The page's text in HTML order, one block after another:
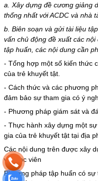
a. Xây dựng đề cương giảng
thống nhất với ACDC và nhà
b. Biên soạn và gửi tài liệu
vấn chủ động đề xuất các
tập huấn, các nội dung cần
- Tổng hợp một số kiến thức
của trẻ khuyết tật.
- Cách thức và các phương
đảm bảo sự tham gia có ý
- Phương pháp giám sát và
- Thực hành xây dựng một
gia của trẻ khuyết tật tại địa
Các nội dung trên được xây
với học viên
Phương pháp tập huấn có